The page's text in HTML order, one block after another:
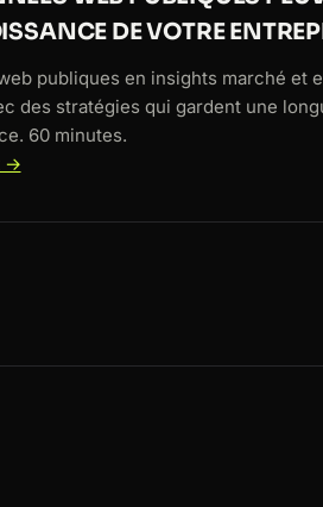
DE VOTRE
publiques en insights marché et
des stratégies qui gardent une
60 minutes.
→